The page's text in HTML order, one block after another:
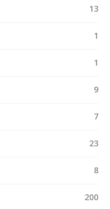
13
1
1
9
7
23
8
200